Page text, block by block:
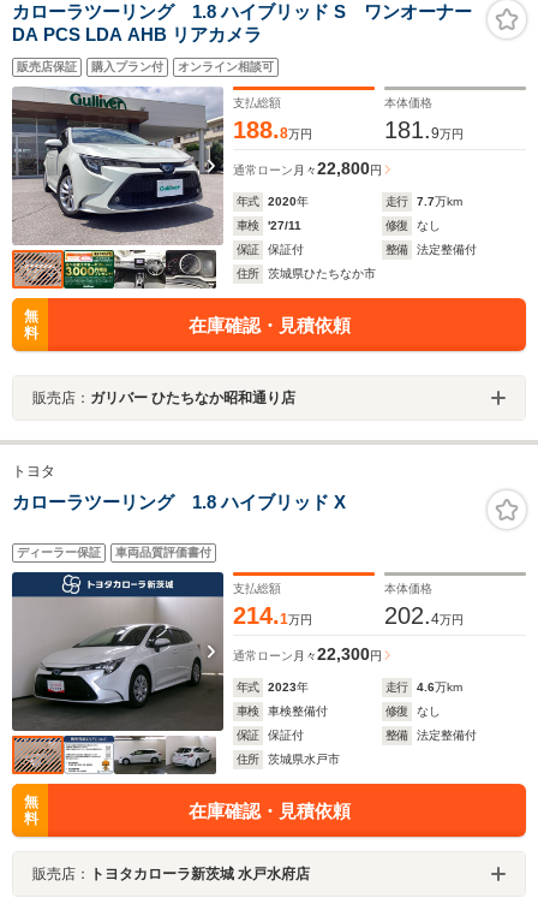
カローラツーリング 1.8 ハイブリッド S ワンオーナー
DA PCS LDA AHB リアカメラ
販売店保証 購入プラン付 オンライン相談可
支払総額
188.8万円
本体価格
181.9万円
通常ローン 月々22,800円
年式 2020年 走行 7.7万km
車検
'27/11 修復
なし
保証
保証付 整備
法定整備付
住所
茨城県ひたちなか市
無
料
在庫確認・見積依頼
販売店： ガリバー ひたちなか昭和通り店
トヨタ
カローラツーリング 1.8 ハイブリッド X
ディーラー保証 車両品質評価書付
支払総額
214.1万円
本体価格
202.4万円
通常ローン 月々22,300円
年式 2023年 走行 4.6万km
車検
車検整備付 修復
なし
保証
保証付 整備
法定整備付
住所
茨城県水戸市
無
料
在庫確認・見積依頼
販売店： トヨタカローラ新茨城 水戸水府店